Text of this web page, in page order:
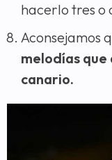
hacerlo tres o
Aconsejamos
melodías
canario.